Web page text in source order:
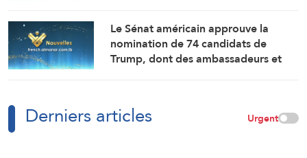
Le Sénat américain approuve la
nomination de 74 candidats de
Trump, dont des ambassadeurs et
Derniers articles Urgent